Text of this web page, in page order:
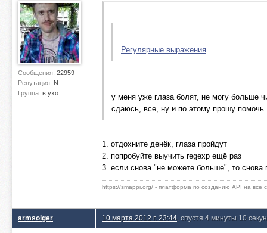
Сообщения: 22959
Репутация: N
Группа: в ухо
Регулярные выражения
у меня уже глаза болят, не могу
сдаюсь, все, ну и по этому прошу помочь
1. отдохните денёк, глаза пройдут
2. попробуйте выучить regexp ещё раз
3. если снова "не можете больше", то снова
https://smappi.org/ - платформа по созданию API на все
armsolger 10 марта 2012 г. 23:44 , спустя 4 минуты 10